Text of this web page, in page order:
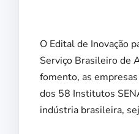
O Edital de Inovação
Serviço Brasileiro de
fomento, as
dos 58 Institutos
indústria brasileira,